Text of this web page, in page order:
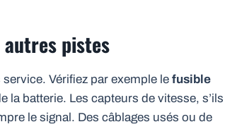
pistes
Vérifiez par exemple le fusible
la batterie. Les capteurs de vitesse, s’ils
le signal. Des câblages usés ou de